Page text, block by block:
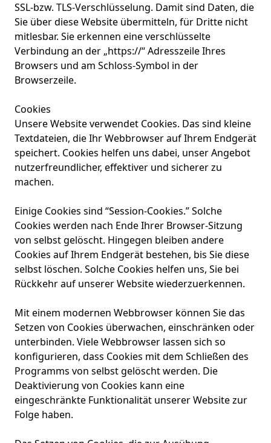
SSL-bzw. TLS-Verschlüsselung. Damit sind Daten, die
Sie über diese Website übermitteln, für Dritte nicht
mitlesbar. Sie erkennen eine verschlüsselte
Verbindung an der „https://“ Adresszeile Ihres
Browsers und am Schloss-Symbol in der
Browserzeile.
Cookies
Unsere Website verwendet Cookies. Das sind kleine
Textdateien, die Ihr Webbrowser auf Ihrem Endgerät
speichert. Cookies helfen uns dabei, unser Angebot
nutzerfreundlicher, effektiver und sicherer zu
machen.
Einige Cookies sind “Session-Cookies.” Solche
Cookies werden nach Ende Ihrer Browser-Sitzung
von selbst gelöscht. Hingegen bleiben andere
Cookies auf Ihrem Endgerät bestehen, bis Sie diese
selbst löschen. Solche Cookies helfen uns, Sie bei
Rückkehr auf unserer Website wiederzuerkennen.
Mit einem modernen Webbrowser können Sie das
Setzen von Cookies überwachen, einschränken oder
unterbinden. Viele Webbrowser lassen sich so
konfigurieren, dass Cookies mit dem Schließen des
Programms von selbst gelöscht werden. Die
Deaktivierung von Cookies kann eine
eingeschränkte Funktionalität unserer Website zur
Folge haben.